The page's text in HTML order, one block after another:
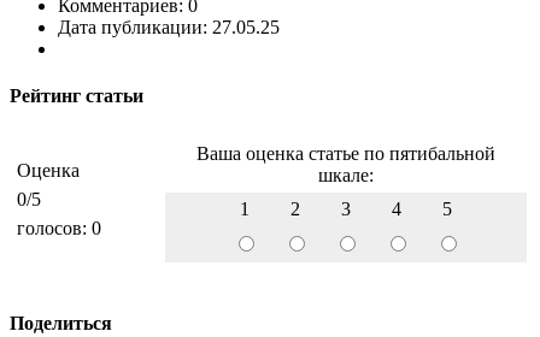
Комментариев: 0
Дата публикации: 27.05.25
Рейтинг статьи
Оценка
0/5
голосов: 0
Ваша оценка статье по пятибальной
шкале:
1
2 3 4 5
Поделиться